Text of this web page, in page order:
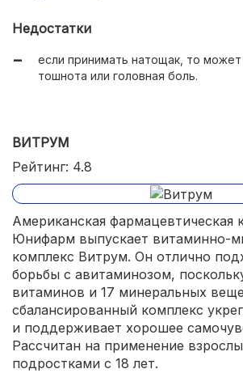
Недостатки
если принимать натощак, то может
тошнота или головная боль.
ВИТРУМ
Рейтинг: 4.8
Американская фармацевтическая
Юнифарм выпускает витаминно-
комплекс Витрум. Он отлично
борьбы с авитаминозом,
витаминов и 17 минеральных
сбалансированный комплекс
и поддерживает хорошее
Рассчитан на применение
подростками с 18 лет.